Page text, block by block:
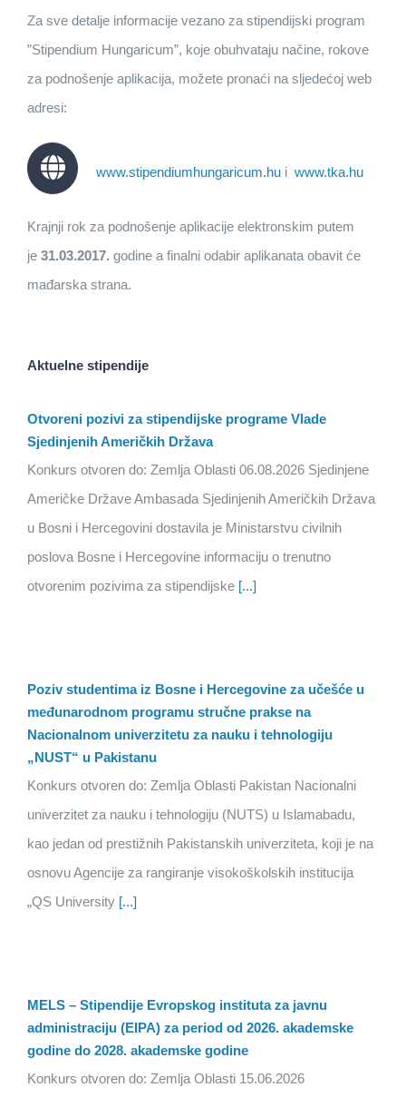
Za sve detalje informacije vezano za stipendijski program
”Stipendium Hungaricum”, koje obuhvataju načine, rokove
za podnošenje aplikacija, možete pronaći na sljedećoj web
adresi:
www.stipendiumhungaricum.hu iwww.tka.hu
Krajnji rok za podnošenje aplikacije elektronskim putem
je 31.03.2017. godine a finalni odabir aplikanata obavit će
mađarska strana.
Aktuelne stipendije
Otvoreni pozivi za stipendijske programe Vlade
Sjedinjenih Američkih Država
Konkurs otvoren do: Zemlja Oblasti 06.08.2026 Sjedinjene
Američke Države Ambasada Sjedinjenih Američkih Država
u Bosni i Hercegovini dostavila je Ministarstvu civilnih
poslova Bosne i Hercegovine informaciju o trenutno
otvorenim pozivima za stipendijske [...]
Poziv studentima iz Bosne i Hercegovine za učešće u
međunarodnom programu stručne prakse na
Nacionalnom univerzitetu za nauku i tehnologiju
„NUST“ u Pakistanu
Konkurs otvoren do: Zemlja Oblasti Pakistan Nacionalni
univerzitet za nauku i tehnologiju (NUTS) u Islamabadu,
kao jedan od prestižnih Pakistanskih univerziteta, koji je na
osnovu Agencije za rangiranje visokoškolskih institucija
„QS University [...]
MELS – Stipendije Evropskog instituta za javnu
administraciju (EIPA) za period od 2026. akademske
godine do 2028. akademske godine
Konkurs otvoren do: Zemlja Oblasti 15.06.2026